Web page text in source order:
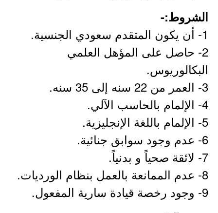
الشروط:-
1- أن يكون المتقدم سعودي الجنسية.
2- حاصل على المؤهل العلمي
البكالوريوس.
3- العمر من 22 سنه إلى 35 سنه.
4- الإلمام بالحاسب الآلي.
5- الإلمام باللغة الإنجليزية.
6- عدم وجود سوابق جنائية.
7- لائقة صحياً و بدنياً.
8- عدم الممانعة بالعمل بنظام الورديات.
9- وجود رخصة قيادة سارية المفعول.